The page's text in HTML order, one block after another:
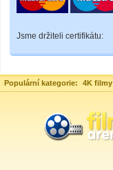
Jsme držiteli certifikátu:
Populární kategorie: 4K filmy